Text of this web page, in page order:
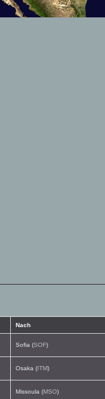
Nach
Sofia (SOF)
Osaka (ITM)
Missoula (MSO)